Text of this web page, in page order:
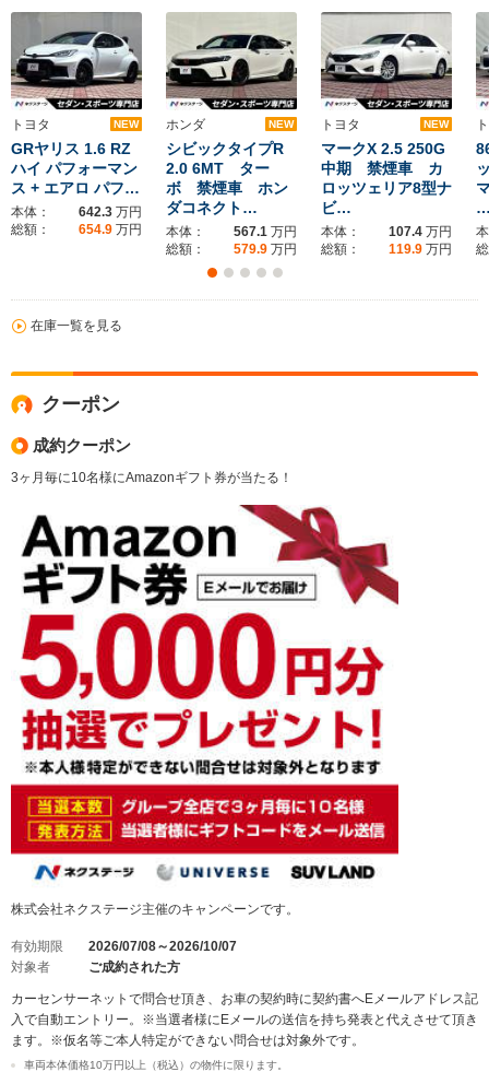
トヨタ NEW
GRヤリス 1.6 RZ
ハイ パフォーマン
ス + エアロ パフ…
本体： 642.3 万円
総額：
654.9 万円
ホンダ NEW
シビックタイプR
2.0 6MT ター
ボ 禁煙車 ホン
ダコネクト…
本体： 567.1 万円
総額：
579.9 万円
トヨタ NEW
マークX 2.5 250G
中期 禁煙車 カ
ロッツェリア8型ナ
ビ…
本体： 107.4 万円
総額：
119.9 万円
在庫一覧を見る
クーポン
成約クーポン
3ヶ月毎に10名様にAmazonギフト券が当たる！
株式会社ネクステージ主催のキャンペーンです。
有効期限
2026/07/08～2026/10/07
対象者
ご成約された方
カーセンサーネットで問合せ頂き、お車の契約時に契約書へEメールアドレス記
入で自動エントリー。※当選者様にEメールの送信を持ち発表と代えさせて頂き
ます。※仮名等ご本人特定ができない問合せは対象外です。
車両本体価格10万円以上（税込）の物件に限ります。